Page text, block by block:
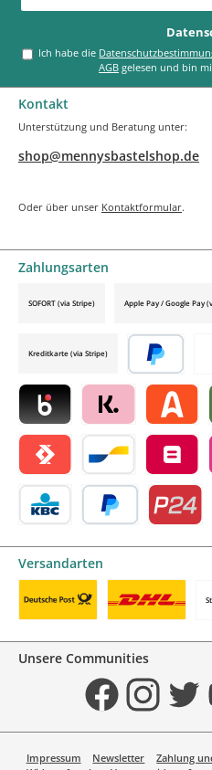
*
Ich habe die
AGB gelesen und bin
Kontakt
Unterstützung und Beratung unter:
shop@mennysbastelshop.de
Oder über unser Kontaktformular.
Zahlungsarten
Blik by mollieKlarna by mollieAlma by
Satispay by mollieBancontact by mollie
Belfius by
SOFORT (via Stripe) Apple Pay / Google Pay
Kreditkarte (via Stripe)
Später
Versandarten
Unsere Communities
FacebookInstagramTwitter
Impressum Newsletter Zahlung